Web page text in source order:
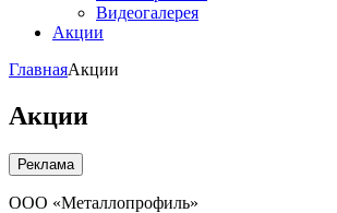
Видеогалерея
Акции
ГлавнаяАкции
Акции
Реклама
ООО «Металлопрофиль»